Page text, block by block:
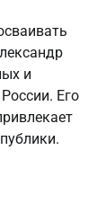
и
Его